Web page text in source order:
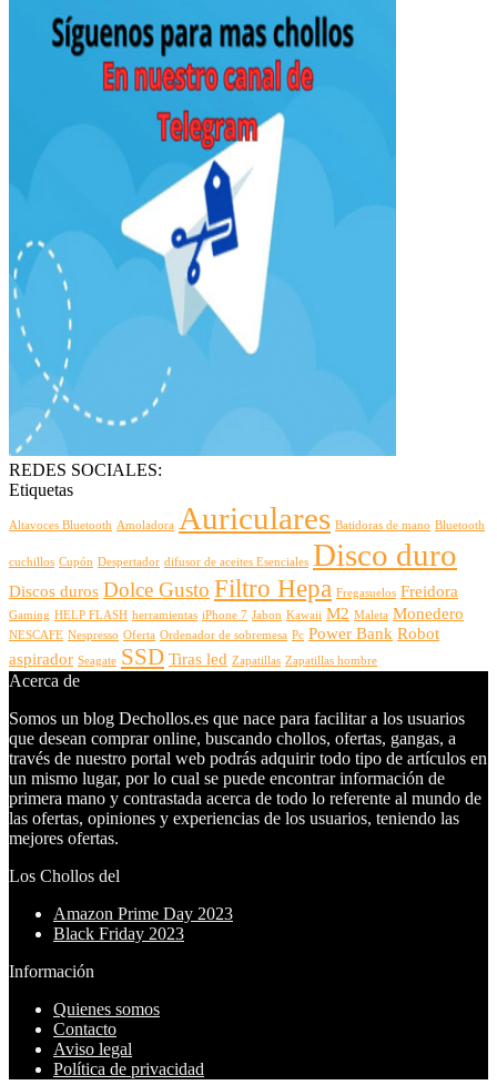
REDES SOCIALES:
Etiquetas
Altavoces Bluetooth Amoladora Auriculares Batidoras de mano Bluetooth
cuchillos Cupón Despertador difusor de aceites Esenciales Disco duro
Discos duros Dolce Gusto Filtro Hepa Fregasuelos Freidora
Gaming HELP FLASH herramientas iPhone 7 Jabon Kawaii M2 Maleta Monedero
NESCAFE Nespresso Oferta Ordenador de sobremesa Pc Power Bank Robot
aspirador Seagate SSD Tiras led Zapatillas Zapatillas hombre
Acerca de
Somos un blog Dechollos.es que nace para facilitar a los usuarios
que desean comprar online, buscando chollos, ofertas, gangas, a
través de nuestro portal web podrás adquirir todo tipo de artículos en
un mismo lugar, por lo cual se puede encontrar información de
primera mano y contrastada acerca de todo lo referente al mundo de
las ofertas, opiniones y experiencias de los usuarios, teniendo las
mejores ofertas.
Los Chollos del
Amazon Prime Day 2023
Black Friday 2023
Información
Quienes somos
Contacto
Aviso legal
Política de privacidad